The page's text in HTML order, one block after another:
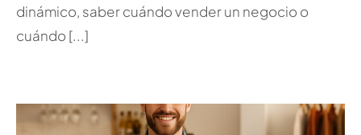
dinámico, saber cuándo vender un negocio o
cuándo [...]